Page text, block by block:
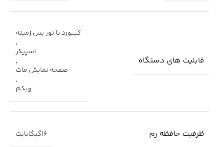
قابلیت های دستگاه
کیبورد با نور پس زمینه
,
اسپیکر
,
صفحه نمایش مات
,
وبکم
ظرفیت حافظه رم 16گیگابایت